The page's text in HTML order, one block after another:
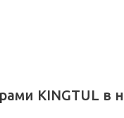
KINGTUL в